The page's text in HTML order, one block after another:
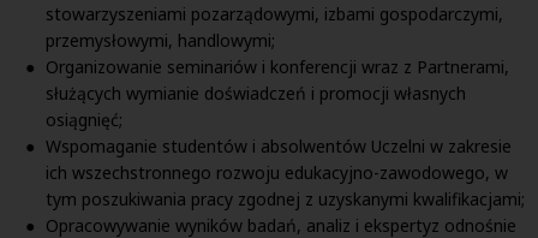
stowarzyszeniami pozarządowymi, izbami gospodarczymi,
przemysłowymi, handlowymi;
Organizowanie seminariów i konferencji wraz z Partnerami,
służących wymianie doświadczeń i promocji własnych
osiągnięć;
Wspomaganie studentów i absolwentów Uczelni w zakresie
ich wszechstronnego rozwoju edukacyjno-zawodowego, w
tym poszukiwania pracy zgodnej z uzyskanymi kwalifikacjami;
Opracowywanie wyników badań, analiz i ekspertyz odnośnie